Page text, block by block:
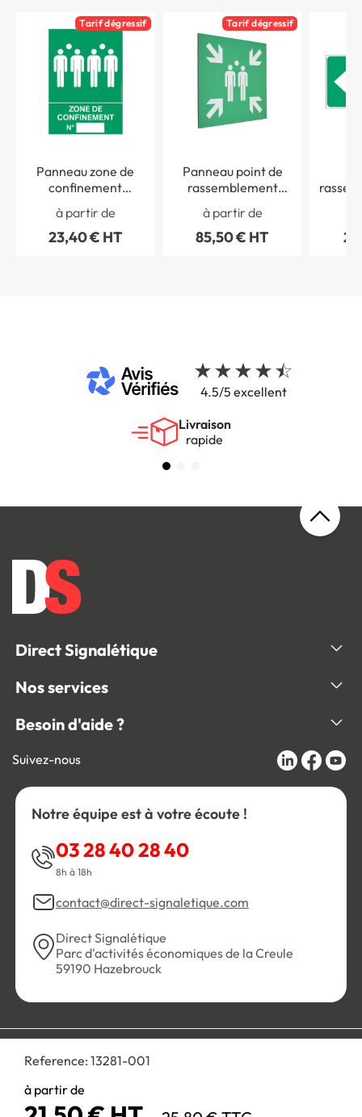
Reference: 13281-001
à partir de
Tarif dégressif
Panneau zone de
confinement
numéroté
à partir de
23,40 € HT
Tarif dégressif
Panneau point de
rassemblement
stratifié
à partir de
85,50 € HT
4.5/5 excellent
Livraison
rapide
Direct Signalétique
Nos services
Besoin d'aide ?
Suivez-nous
Notre équipe est à votre écoute !
03 28 40 28 40
8h à 18h
contact@direct-signaletique.com
Direct Signalétique
Parc d'activités économiques de la Creule
59190 Hazebrouck
Personnaliser les cookies